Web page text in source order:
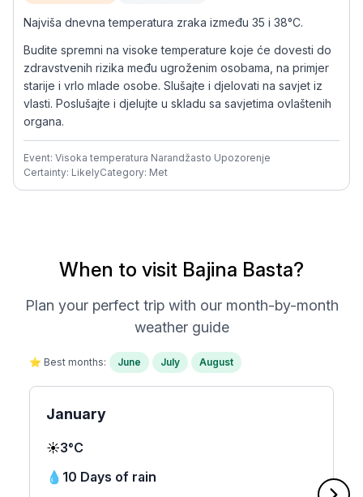
Najviša dnevna temperatura zraka između 35 i 38°C.
Budite spremni na visoke temperature koje će dovesti do
zdravstvenih rizika među ugroženim osobama, na primjer
starije i vrlo mlade osobe. Slušajte i djelovati na savjet iz
vlasti. Poslušajte i djelujte u skladu sa savjetima ovlaštenih
organa.
Event: Visoka temperatura Narandžasto Upozorenje
Certainty: LikelyCategory: Met
When to visit Bajina Basta?
Plan your perfect trip with our month-by-month
weather guide
⭐ Best months: June July August
January
☀️3°C
💧 10 Days of rain